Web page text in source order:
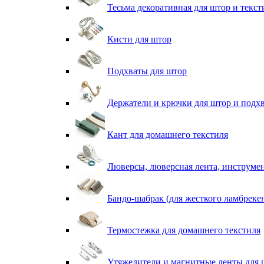
Тесьма декоративная для штор и
Кисти для штор
Подхваты для штор
Держатели и крючки для штор и
Кант для домашнего текстиля
Люверсы, люверсная лента,
Бандо-шабрак (для жесткого
Термостежка для домашнего текстиля
Утяжелители и магнитные ленты для